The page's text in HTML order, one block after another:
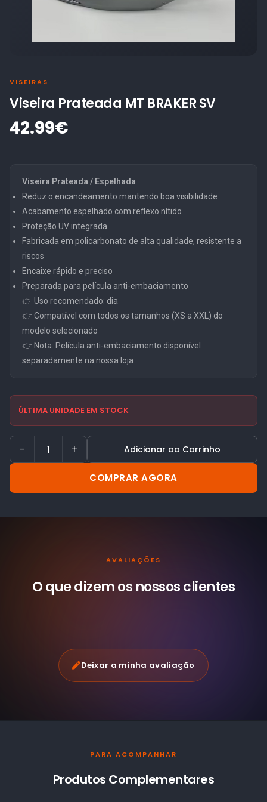
VISEIRAS
Viseira Prateada MT BRAKER SV
42.99€
Viseira Prateada / Espelhada
Reduz o encandeamento mantendo boa visibilidade
Acabamento espelhado com reflexo nítido
Proteção UV integrada
Fabricada em policarbonato de alta qualidade, resistente a
riscos
Encaixe rápido e preciso
Preparada para película anti-embaciamento
👉 Uso recomendado: dia
👉 Compatível com todos os tamanhos (XS a XXL) do
modelo selecionado
👉 Nota: Película anti-embaciamento disponível
separadamente na nossa loja
ÚLTIMA UNIDADE EM STOCK
− + Adicionar ao Carrinho
COMPRAR AGORA
AVALIAÇÕES
O que dizem os nossosclientes
Deixar a minha avaliação
PARA ACOMPANHAR
Produtos Complementares